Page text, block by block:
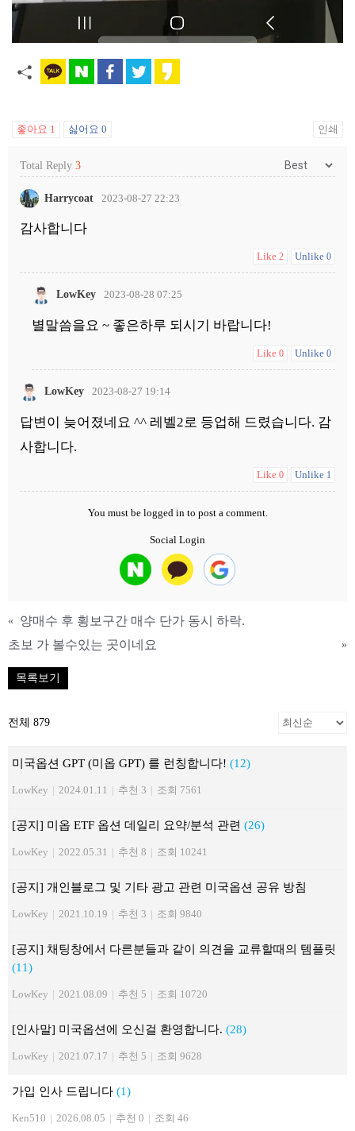
좋아요 1 싫어요 0 인쇄
Total Reply 3
Harrycoat 2023-08-27 22:23
감사합니다
Like 2 Unlike 0
LowKey 2023-08-28 07:25
별말씀을요 ~ 좋은하루 되시기 바랍니다!
Like 0 Unlike 0
LowKey 2023-08-27 19:14
답변이 늦어졌네요 ^^ 레벨2로 등업해 드렸습니다. 감
사합니다.
Like 0 Unlike 1
You must be logged in to post a comment.
Social Login
« 양매수 후 횡보구간 매수 단가 동시 하락.
초보 가 볼수있는 곳이네요
»
목록보기
전체 879
미국옵션 GPT (미옵 GPT) 를 런칭합니다! (12)
LowKey | 2024.01.11 | 추천 3 | 조회 7561
[공지] 미옵 ETF 옵션 데일리 요약/분석 관련 (26)
LowKey | 2022.05.31 | 추천 8 | 조회 10241
[공지] 개인블로그 및 기타 광고 관련 미국옵션 공유 방침
LowKey | 2021.10.19 | 추천 3 | 조회 9840
[공지] 채팅창에서 다른분들과 같이 의견을 교류할때의 템플릿
(11)
LowKey | 2021.08.09 | 추천 5 | 조회 10720
[인사말] 미국옵션에 오신걸 환영합니다. (28)
LowKey | 2021.07.17 | 추천 5 | 조회 9628
가입 인사 드립니다 (1)
Ken510 | 2026.08.05 | 추천 0 | 조회 46